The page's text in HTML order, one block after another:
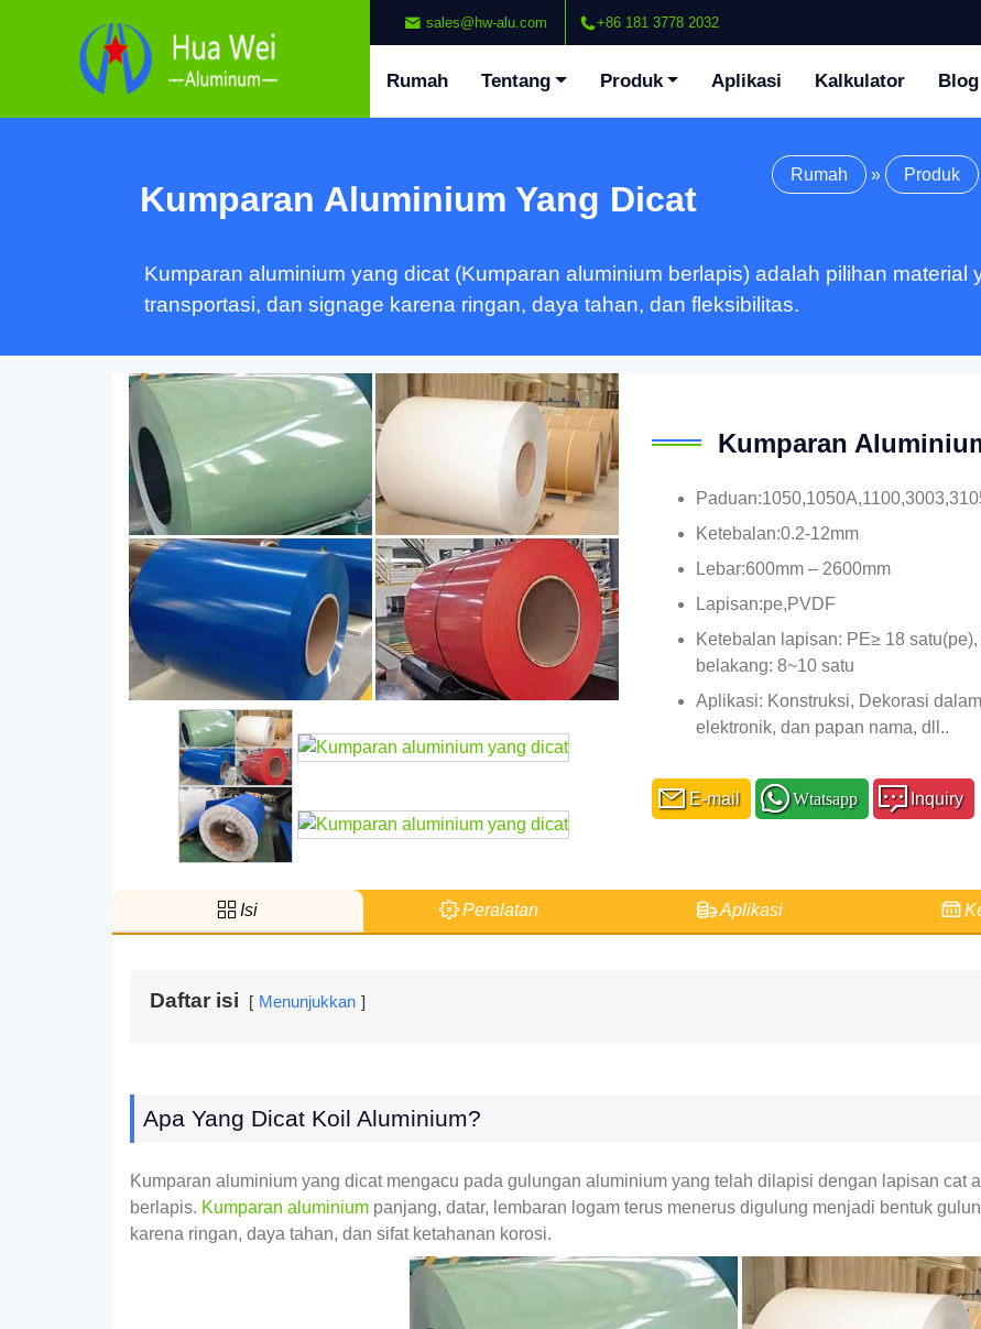
sales@hw-alu.com +86 181 3778 2032
Rumah Tentang Produk Aplikasi Kalkulator Blog
Kumparan Aluminium Yang Dicat
Rumah » Produk
Kumparan aluminium yang dicat (Kumparan aluminium berlapis) adalah pilihan material
transportasi, dan signage karena ringan, daya tahan, dan fleksibilitas.
Kumparan
Ketebalan:0.2-12mm
Lebar:600mm – 2600mm
Lapisan:pe,PVDF
Ketebalan lapisan: PE≥ 18
belakang: 8~10 satu
Aplikasi: Konstruksi, Dekorasi
elektronik, dan papan nama, dll..
E-mail Wtatsapp Inquiry
Isi Peralatan Aplikasi
Daftar isi Menunjukkan
Apa Yang Dicat Koil Aluminium?
Kumparan aluminium yang dicat mengacu pada gulungan aluminium yang telah dilapisi dengan lapisan cat
berlapis. Kumparan aluminium panjang, datar, lembaran logam terus menerus digulung menjadi bentuk
karena ringan, daya tahan, dan sifat ketahanan korosi.